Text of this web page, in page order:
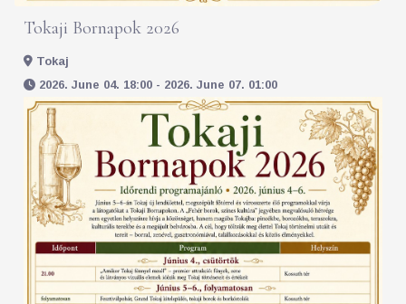
Tokaji Bornapok 2026
Tokaj
2026. June 04. 18:00 - 2026. June 07. 01:00